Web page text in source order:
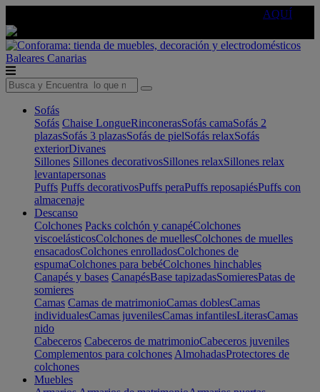
AQUÍ
Baleares Canarias
Sofás
Sofás Chaise LongueRinconerasSofás camaSofás 2
plazasSofás 3 plazasSofás de pielSofás relaxSofás
exteriorDivanes
Sillones Sillones decorativosSillones relaxSillones relax
levantapersonas
Puffs Puffs decorativosPuffs peraPuffs reposapiésPuffs con
almacenaje
Descanso
Colchones Packs colchón y canapéColchones
viscoelásticosColchones de muellesColchones de muelles
ensacadosColchones enrolladosColchones de
espumaColchones para bebéColchones hinchables
Canapés y bases CanapésBase tapizadasSomieresPatas de
somieres
Camas Camas de matrimonioCamas doblesCamas
individualesCamas juvenilesCamas infantilesLiterasCamas
nido
Cabeceros Cabeceros de matrimonioCabeceros juveniles
Complementos para colchones AlmohadasProtectores de
colchones
Muebles